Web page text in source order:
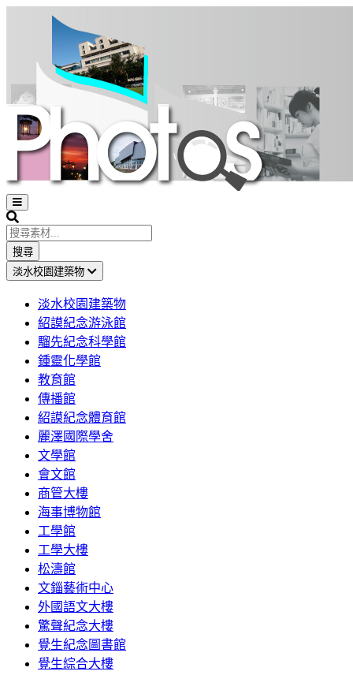
Open
sidebar
Search
搜尋
淡水校園建築物
淡水校園建築物
紹謨紀念游泳館
騮先紀念科學館
鍾靈化學館
教育館
傳播館
紹謨紀念體育館
麗澤國際學舍
文學館
會文館
商管大樓
海事博物館
工學館
工學大樓
松濤館
文錙藝術中心
外國語文大樓
驚聲紀念大樓
覺生紀念圖書館
覺生綜合大樓